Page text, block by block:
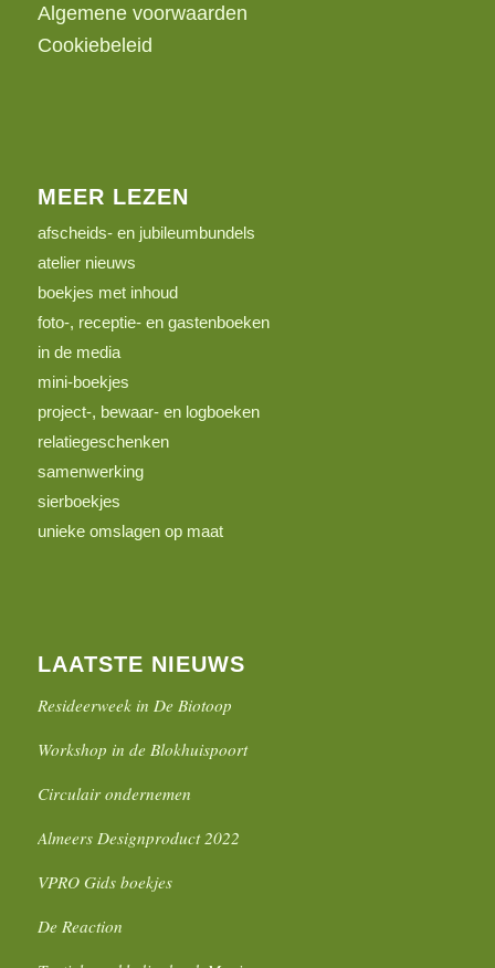
Algemene voorwaarden
Cookiebeleid
MEER LEZEN
afscheids- en jubileumbundels
atelier nieuws
boekjes met inhoud
foto-, receptie- en gastenboeken
in de media
mini-boekjes
project-, bewaar- en logboeken
relatiegeschenken
samenwerking
sierboekjes
unieke omslagen op maat
LAATSTE NIEUWS
Resideerweek in De Biotoop
Workshop in de Blokhuispoort
Circulair ondernemen
Almeers Designproduct 2022
VPRO Gids boekjes
De Reaction